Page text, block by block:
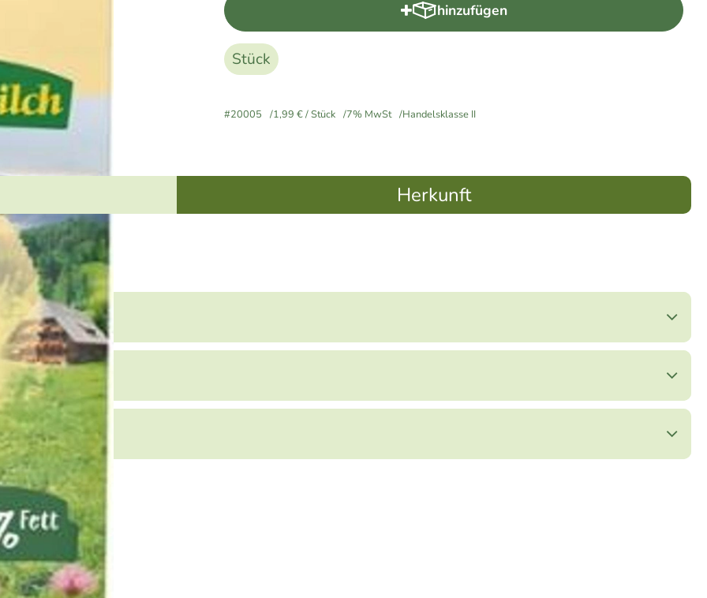
hinzufügen
Produkt zum Warenkorb hinzufügen
Stück
#20005 1,99 €/ Stück 7% MwSt Handelsklasse II
Herkunft